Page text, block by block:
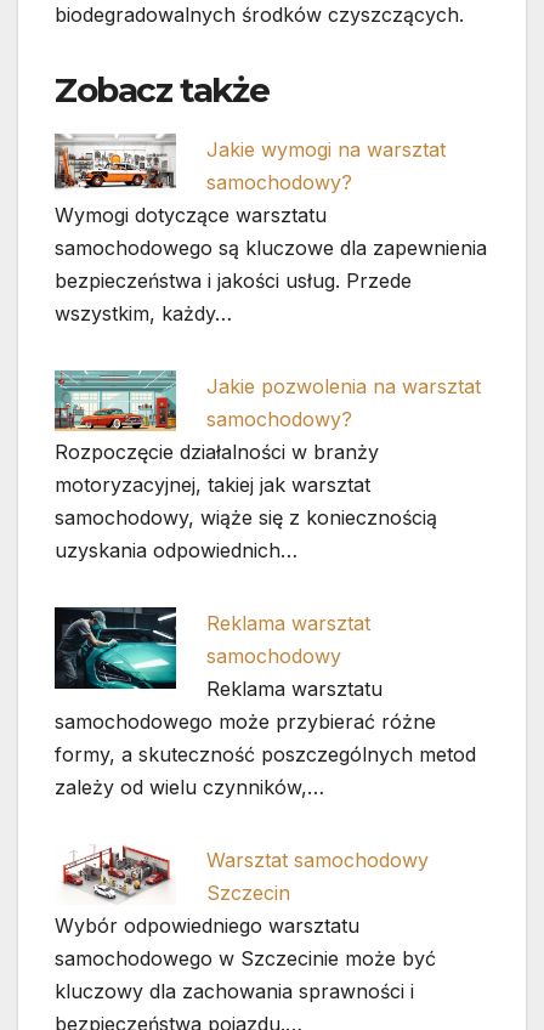
biodegradowalnych środków czyszczących.
Zobacz także
Jakie wymogi na warsztat
samochodowy?
Wymogi dotyczące warsztatu
samochodowego są kluczowe dla zapewnienia
bezpieczeństwa i jakości usług. Przede
wszystkim, każdy…
Jakie pozwolenia na warsztat
samochodowy?
Rozpoczęcie działalności w branży
motoryzacyjnej, takiej jak warsztat
samochodowy, wiąże się z koniecznością
uzyskania odpowiednich…
Reklama warsztat
samochodowy
Reklama warsztatu
samochodowego może przybierać różne
formy, a skuteczność poszczególnych metod
zależy od wielu czynników,…
Warsztat samochodowy
Szczecin
Wybór odpowiedniego warsztatu
samochodowego w Szczecinie może być
kluczowy dla zachowania sprawności i
bezpieczeństwa pojazdu.…